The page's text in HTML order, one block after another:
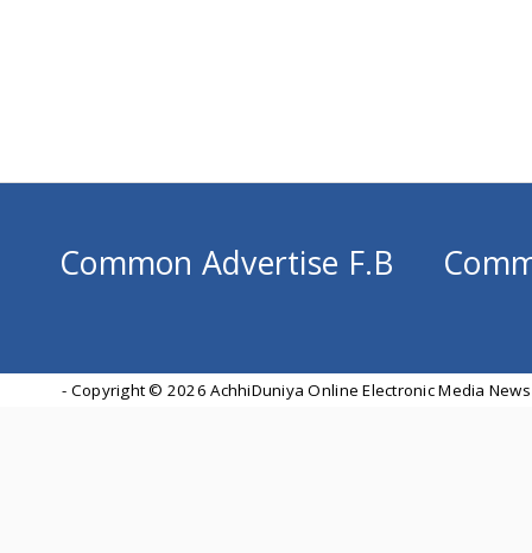
Common Advertise F.B
- Copyright © 2026 AchhiDuniya Online Electronic Media